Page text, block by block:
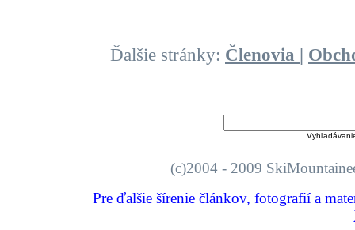
Ďalšie stránky: Členovia |
(c)2004 - 2009
Pre ďalšie šírenie článkov, fotografií a